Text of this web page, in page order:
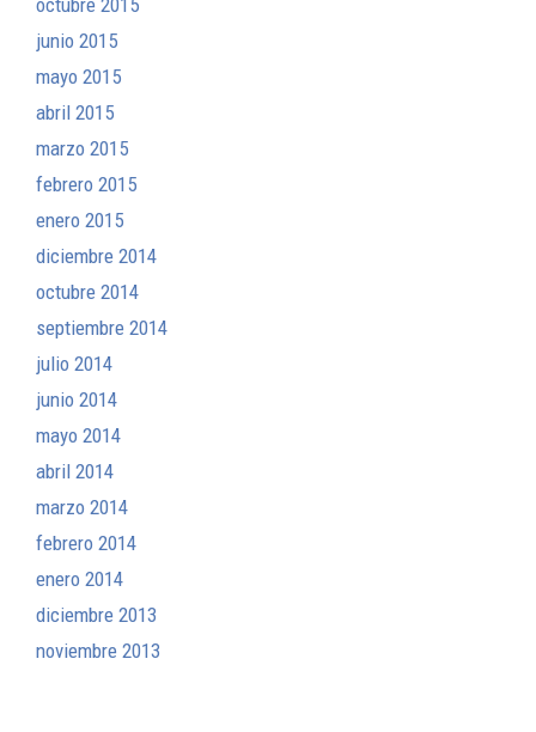
octubre 2015
junio 2015
mayo 2015
abril 2015
marzo 2015
febrero 2015
enero 2015
diciembre 2014
octubre 2014
septiembre 2014
julio 2014
junio 2014
mayo 2014
abril 2014
marzo 2014
febrero 2014
enero 2014
diciembre 2013
noviembre 2013